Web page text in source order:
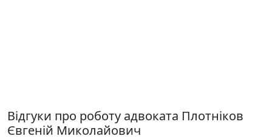
Відгуки про роботу адвоката Плотніков
Євгеній Миколайович